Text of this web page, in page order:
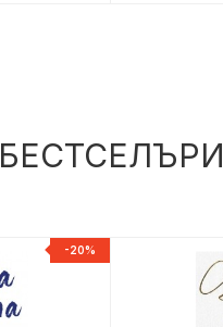
БЕСТСЕЛЪРИ
-20%